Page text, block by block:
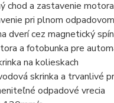
chod a zastavenie
pri plnom
dverí cez magnetický
a fotobunka pre
na kolieskach
skrinka a trvanlivé
odpadové vrecia